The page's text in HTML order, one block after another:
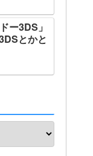
ー3DS」
とかと